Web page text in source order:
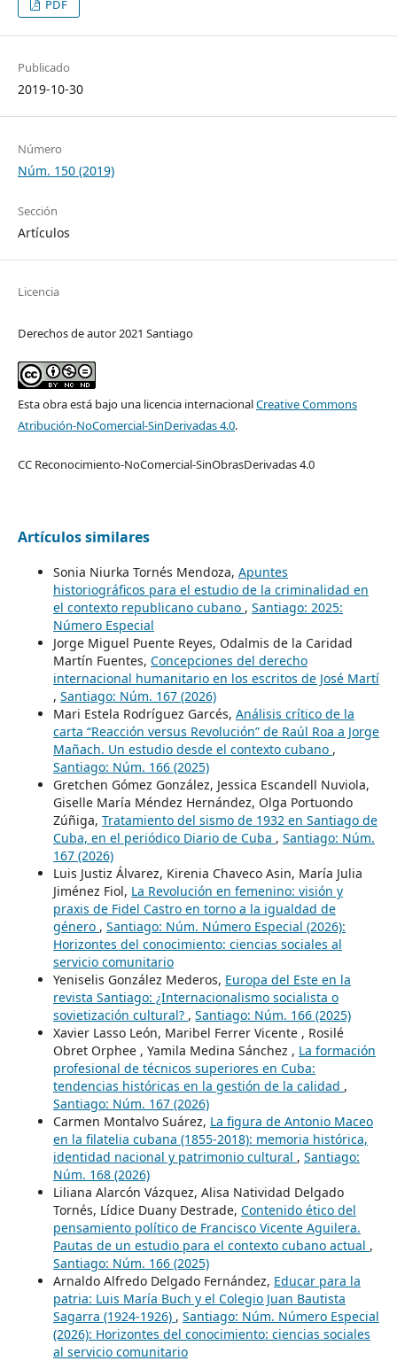
PDF
Publicado
2019-10-30
Número
Núm. 150 (2019)
Sección
Artículos
Licencia
Derechos de autor 2021 Santiago
Esta obra está bajo una licencia internacionalCreative Commons
Atribución-NoComercial-SinDerivadas 4.0.
CC Reconocimiento-NoComercial-SinObrasDerivadas 4.0
Artículos similares
Sonia Niurka Tornés Mendoza, Apuntes
historiográficos para el estudio de la criminalidad en
el contexto republicano cubano , Santiago: 2025:
Número Especial
Jorge Miguel Puente Reyes, Odalmis de la Caridad
Martín Fuentes, Concepciones del derecho
internacional humanitario en los escritos de José Martí
, Santiago: Núm. 167 (2026)
Mari Estela Rodríguez Garcés, Análisis crítico de la
carta “Reacción versus Revolución” de Raúl Roa a Jorge
Mañach. Un estudio desde el contexto cubano ,
Santiago: Núm. 166 (2025)
Gretchen Gómez González, Jessica Escandell Nuviola,
Giselle María Méndez Hernández, Olga Portuondo
Zúñiga, Tratamiento del sismo de 1932 en Santiago de
Cuba, en el periódico Diario de Cuba , Santiago: Núm.
167 (2026)
Luis Justiz Álvarez, Kirenia Chaveco Asin, María Julia
Jiménez Fiol, La Revolución en femenino: visión y
praxis de Fidel Castro en torno a la igualdad de
género , Santiago: Núm. Número Especial (2026):
Horizontes del conocimiento: ciencias sociales al
servicio comunitario
Yeniselis González Mederos, Europa del Este en la
revista Santiago: ¿Internacionalismo socialista o
sovietización cultural? , Santiago: Núm. 166 (2025)
Xavier Lasso León, Maribel Ferrer Vicente , Rosilé
Obret Orphee , Yamila Medina Sánchez , La formación
profesional de técnicos superiores en Cuba:
tendencias históricas en la gestión de la calidad ,
Santiago: Núm. 167 (2026)
Carmen Montalvo Suárez, La figura de Antonio Maceo
en la filatelia cubana (1855-2018): memoria histórica,
identidad nacional y patrimonio cultural , Santiago:
Núm. 168 (2026)
Liliana Alarcón Vázquez, Alisa Natividad Delgado
Tornés, Lídice Duany Destrade, Contenido ético del
pensamiento político de Francisco Vicente Aguilera.
Pautas de un estudio para el contexto cubano actual ,
Santiago: Núm. 166 (2025)
Arnaldo Alfredo Delgado Fernández, Educar para la
patria: Luis María Buch y el Colegio Juan Bautista
Sagarra (1924-1926) , Santiago: Núm. Número Especial
(2026): Horizontes del conocimiento: ciencias sociales
al servicio comunitario